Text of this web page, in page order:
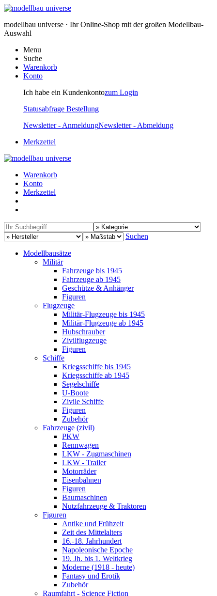
modellbau universe · Ihr Online-Shop mit der großen Modellbau-
Auswahl
Menu
Suche
Warenkorb
Konto
Ich habe ein Kundenkontozum Login
Statusabfrage Bestellung
Newsletter - AnmeldungNewsletter - Abmeldung
Merkzettel
Warenkorb
Konto
Merkzettel
Suchen
Modellbausätze
Militär
Fahrzeuge bis 1945
Fahrzeuge ab 1945
Geschütze & Anhänger
Figuren
Flugzeuge
Militär-Flugzeuge bis 1945
Militär-Flugzeuge ab 1945
Hubschrauber
Zivilflugzeuge
Figuren
Schiffe
Kriegsschiffe bis 1945
Kriegsschiffe ab 1945
Segelschiffe
U-Boote
Zivile Schiffe
Figuren
Zubehör
Fahrzeuge (zivil)
PKW
Rennwagen
LKW - Zugmaschinen
LKW - Trailer
Motorräder
Eisenbahnen
Figuren
Baumaschinen
Nutzfahrzeuge & Traktoren
Figuren
Antike und Frühzeit
Zeit des Mittelalters
16.-18. Jahrhundert
Napoleonische Epoche
19. Jh. bis 1. Weltkrieg
Moderne (1918 - heute)
Fantasy und Erotik
Zubehör
Raumfahrt - Science Fiction